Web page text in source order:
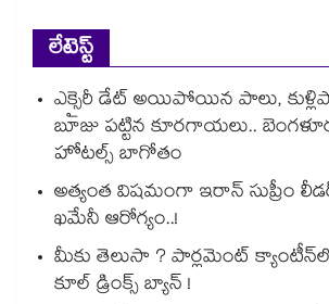
లేటెస్ట్
ఎక్సైరీ డేట్ అయిపోయిన పాలు,
బూజు పట్టిన కూరగాయలు..
హోటల్స్ బాగోతం
అత్యంత విషమంగా ఇరాన్ సుప్రీం
ఖమేనీ ఆరోగ్యం..!
మీకు తెలుసా ? పార్లమెంట్
కూల్ డ్రింక్స్ బ్యాన్ !